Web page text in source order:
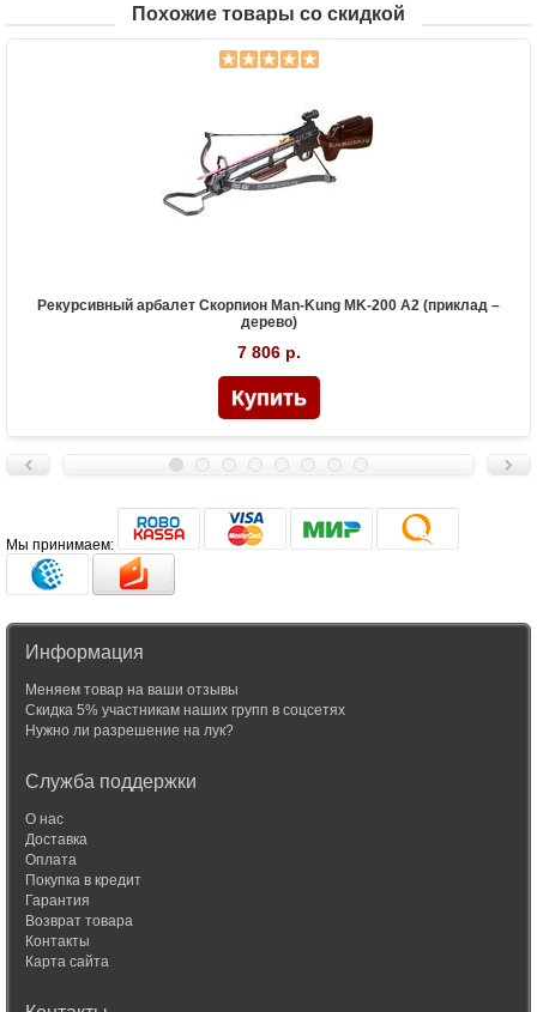
Похожие товары со скидкой
Рекурсивный арбалет Скорпион Man-Kung MK-200 A2 (приклад –
дерево)
7 806 р.
Мы принимаем:
Информация
Меняем товар на ваши отзывы
Скидка 5% участникам наших групп в соцсетях
Нужно ли разрешение на лук?
Служба поддержки
О нас
Доставка
Оплата
Покупка в кредит
Гарантия
Возврат товара
Контакты
Карта сайта